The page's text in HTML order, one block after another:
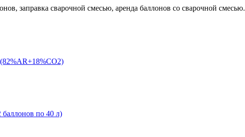
заправка сварочной смесью, аренда баллонов со сварочной смесью.
по 40 л)